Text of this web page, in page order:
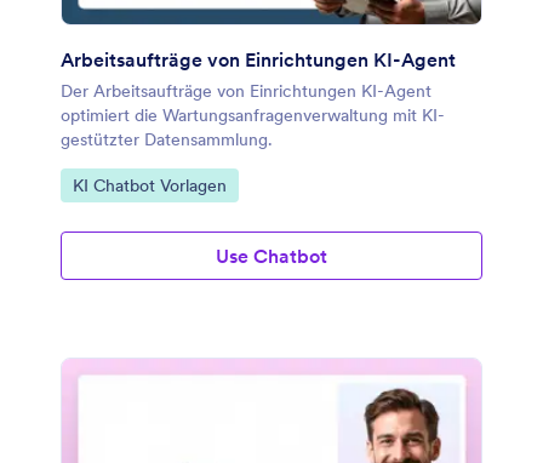
Arbeitsaufträge von Einrichtungen KI-Agent
Der Arbeitsaufträge von Einrichtungen KI-Agent
optimiert die Wartungsanfragenverwaltung mit KI-
gestützter Datensammlung.
Zur Kategorie:
KI Chatbot Vorlagen
Use Chatbot